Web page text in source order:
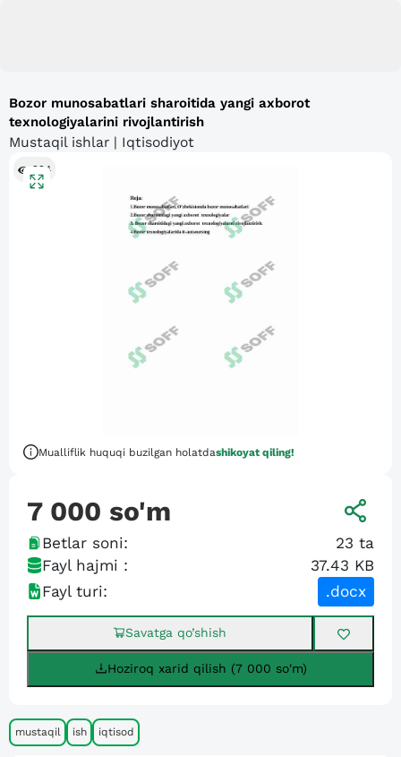
Bozor munosabatlari sharoitida yangi axborot
texnologiyalarini rivojlantirish
Mustaqil ishlar | Iqtisodiyot
224
Mualliflik huquqi buzilgan holatdashikoyat qiling!
7 000 so'm
Betlar soni: 23 ta
Fayl hajmi :
37.43 KB
Fayl turi:
.docx
Savatga qo’shish
Hoziroq xarid qilish (7 000 so'm)
mustaqil ish iqtisod